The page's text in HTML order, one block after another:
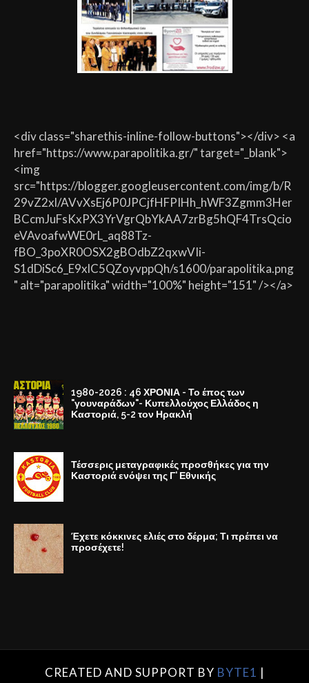
<div class="sharethis-inline-follow-buttons"></div> <a
href="https://www.parapolitika.gr/" target="_blank">
<img
src="https://blogger.googleusercontent.com/img/b/R
29vZ2xl/AVvXsEj6P0JPCjfHFPIHh_hWF3Zgmm3Her
BCcmJuFsKxPX3YrVgrQbYkAA7zrBg5hQF4TrsQcio
eVAvoafwWE0rL_aq88Tz-
fBO_3poXR0OSX2gBOdbZ2qxwVIi-
S1dDiSc6_E9xlC5QZoyvppQh/s1600/parapolitika.png
" alt="parapolitika" width="100%" height="151" /></a>
1980-2026 : 46 ΧΡΟΝΙΑ - Το έπος των
"γουναράδων"- Κυπελλούχος Ελλάδος η
Καστοριά, 5-2 τον Ηρακλή
Τέσσερις μεταγραφικές προσθήκες για την
Καστοριά ενόψει της Γ' Εθνικής
Έχετε κόκκινες ελιές στο δέρμα; Τι πρέπει να
προσέχετε!
CREATED AND SUPPORT BY BYTE1 |